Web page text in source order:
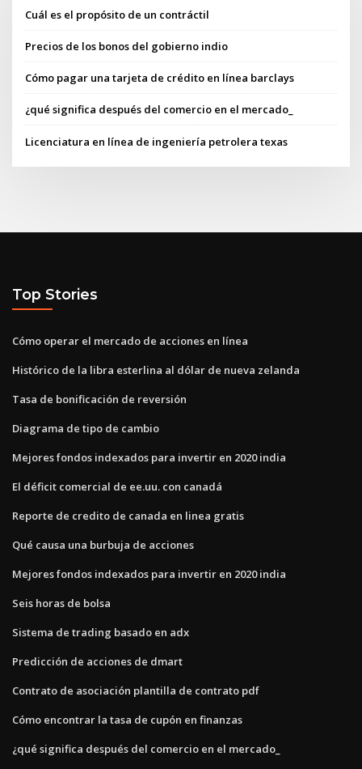
Cuál es el propósito de un contráctil
Precios de los bonos del gobierno indio
Cómo pagar una tarjeta de crédito en línea barclays
¿qué significa después del comercio en el mercado_
Licenciatura en línea de ingeniería petrolera texas
Top Stories
Cómo operar el mercado de acciones en línea
Histórico de la libra esterlina al dólar de nueva zelanda
Tasa de bonificación de reversión
Diagrama de tipo de cambio
Mejores fondos indexados para invertir en 2020 india
El déficit comercial de ee.uu. con canadá
Reporte de credito de canada en linea gratis
Qué causa una burbuja de acciones
Mejores fondos indexados para invertir en 2020 india
Seis horas de bolsa
Sistema de trading basado en adx
Predicción de acciones de dmart
Contrato de asociación plantilla de contrato pdf
Cómo encontrar la tasa de cupón en finanzas
¿qué significa después del comercio en el mercado_